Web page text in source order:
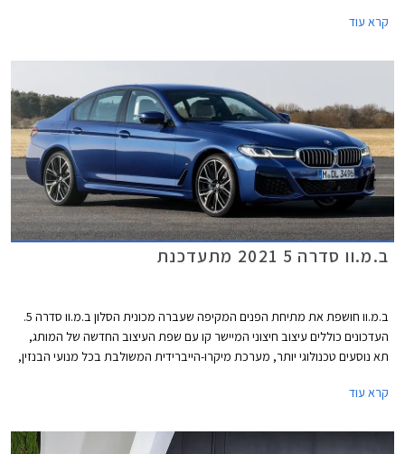
קרא עוד
ב.מ.וו סדרה 5 2021 מתעדכנת
ב.מ.וו חושפת את מתיחת הפנים המקיפה שעברה מכונית הסלון ב.מ.וו סדרה 5.
העדכונים כוללים עיצוב חיצוני המיישר קו עם שפת העיצוב החדשה של המותג,
תא נוסעים טכנולוגי יותר, מערכת מיקרו-הייברידית המשולבת בכל מנועי הבנזין,
קרא עוד